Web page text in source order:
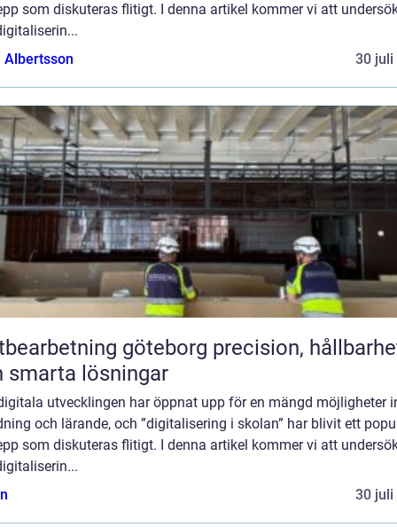
som diskuteras flitigt. I denna artikel kommer vi att
Albertsson
30 juli
göteborg precision, hållbarhet
smarta lösningar
utvecklingen har öppnat upp för en mängd möjligheter
och lärande, och ”digitalisering i skolan” har blivit ett
som diskuteras flitigt. I denna artikel kommer vi att
30 juli